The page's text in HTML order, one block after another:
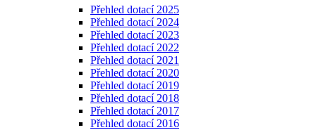
Přehled dotací 2025
Přehled dotací 2024
Přehled dotací 2023
Přehled dotací 2022
Přehled dotací 2021
Přehled dotací 2020
Přehled dotací 2019
Přehled dotací 2018
Přehled dotací 2017
Přehled dotací 2016